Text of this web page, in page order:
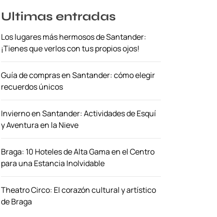
Ultimas entradas
Los lugares más hermosos de Santander:
¡Tienes que verlos con tus propios ojos!
Guía de compras en Santander: cómo elegir
recuerdos únicos
Invierno en Santander: Actividades de Esquí
y Aventura en la Nieve
Braga: 10 Hoteles de Alta Gama en el Centro
para una Estancia Inolvidable
Theatro Circo: El corazón cultural y artístico
de Braga